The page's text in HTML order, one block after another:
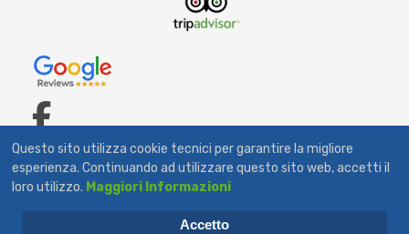
fab
fa-
facebook-
© 2026 Bar Tavola Calda Il Girasole. Via Aurelia Km 127 - Capalbio
P.I. 00603860537 - Tel. 0564 890097 All Rights Reserved.
Grafica by Ludyadv
Questo sito utilizza cookie tecnici per garantire la migliore
esperienza. Continuando ad utilizzare questo sito web, accetti il
loro utilizzo. Maggiori Informazioni
Accetto